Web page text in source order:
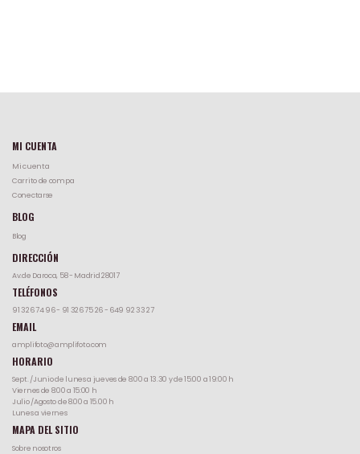
MI CUENTA
Mi cuenta
Carrito de compa
Conectarse
BLOG
Blog
DIRECCIÓN
Av.de Daroca, 58 - Madrid 28017
TELÉFONOS
91 326 74 96- 91 326 75 26- 649 92 33 27
EMAIL
amplifoto@amplifoto.com
HORARIO
Sept. /Junio de lunes a jueves de 8:00 a 13.30 y de 15:00 a 19:00 h
Viernes de 8:00 a 15:00 h
Julio /Agosto de 8.00 a 15.00 h
Lunes a viernes
MAPA DEL SITIO
Sobre nosotros